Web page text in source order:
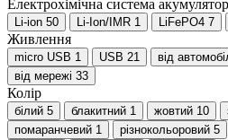
Електрохімічна система
Li-ion 50 Li-Ion/IMR 1 LiFePO4 7
Живлення
micro USB 1 USB 21 від
від мережі 33
Колір
білий 5 блакитний 1 жовтий 10
помаранчевий 1 різнокольоровий 5